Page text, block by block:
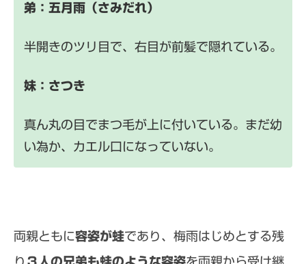
弟：五月雨（さみだれ）
半開きのツリ目で、右目が前髪で隠れている。
妹：さつき
真ん丸の目でまつ毛が上に付いている。まだ幼
い為か、カエル口になっていない。
両親ともに容姿が蛙であり、梅雨はじめとする残
り ３人の兄弟も蛙のような容姿を両親から受け継